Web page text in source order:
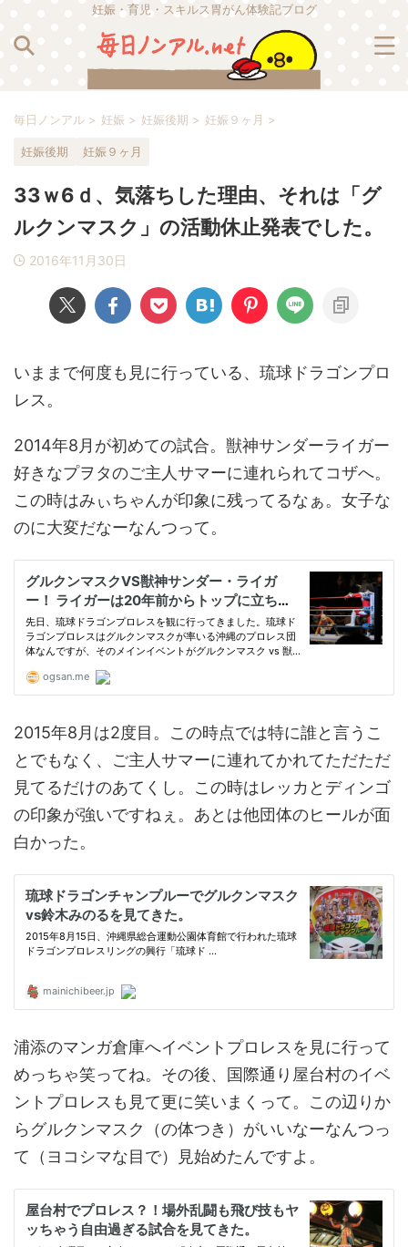
妊娠・育児・スキルス胃がん体験記ブログ
毎日ノンアル > 妊娠 > 妊娠後期 > 妊娠９ヶ月 >
妊娠後期 妊娠９ヶ月
33ｗ6ｄ、気落ちした理由、それは「グ
ルクンマスク」の活動休止発表でした。
2016年11月30日
いままで何度も見に行っている、琉球ドラゴンプロ
レス。
2014年8月が初めての試合。獣神サンダーライガー
好きなプヲタのご主人サマーに連れられてコザへ。
この時はみぃちゃんが印象に残ってるなぁ。女子な
のに大変だなーなんつって。
2015年8月は2度目。この時点では特に誰と言うこ
とでもなく、ご主人サマーに連れてかれてただただ
見てるだけのあてくし。この時はレッカとディンゴ
の印象が強いですねぇ。あとは他団体のヒールが面
白かった。
浦添のマンガ倉庫へイベントプロレスを見に行って
めっちゃ笑ってね。その後、国際通り屋台村のイベ
ントプロレスも見て更に笑いまくって。この辺りか
らグルクンマスク（の体つき）がいいなーなんつっ
て（ヨコシマな目で）見始めたんですよ。